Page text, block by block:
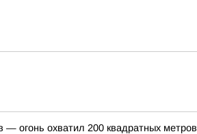
— огонь охватил 200 квадратных метров